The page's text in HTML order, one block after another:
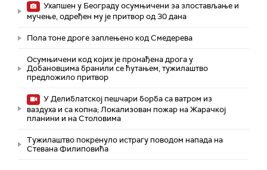
Ухапшен у Београду осумњичени за злостављање и
мучење, одређен му је притвор од 30 дана
Пола тоне дроге заплењено код Смедерева
Осумњичени код којих је пронађена дрога у
Добановцима бранили се ћутањем, тужилаштво
предложило притвор
У Делиблатској пешчари борба са ватром из
ваздуха и са копна; Локализован пожар на Жарачкој
планини и на Столовима
Тужилаштво покренуло истрагу поводом напада на
Стевана Филиповића